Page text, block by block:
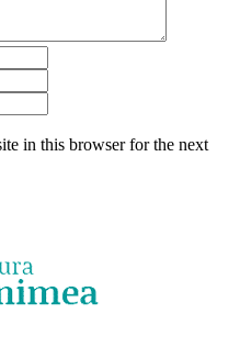
in this browser for the next